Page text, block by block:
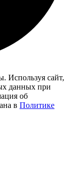
Используя сайт,
данных при
об
в Политике